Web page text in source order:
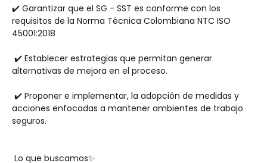
✔️ Garantizar que el SG - SST es conforme con los
requisitos de la Norma Técnica Colombiana NTC ISO
45001:2018
✔️ Establecer estrategias que permitan generar
alternativas de mejora en el proceso.
✔️ Proponer e implementar, la adopción de medidas y
acciones enfocadas a mantener ambientes de trabajo
seguros.
Lo que buscamos✨